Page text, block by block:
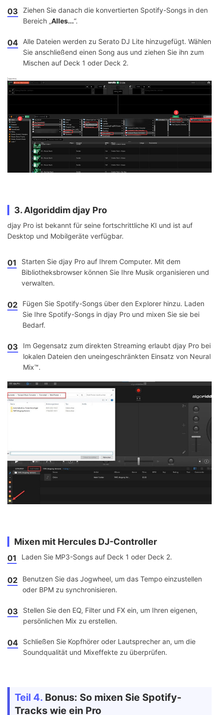
03
Ziehen Sie danach die konvertierten Spotify-Songs in den
Bereich „Alles...“.
04
Alle Dateien werden zu Serato DJ Lite hinzugefügt. Wählen
Sie anschließend einen Song aus und ziehen Sie ihn zum
Mischen auf Deck 1 oder Deck 2.
3. Algoriddim djay Pro
djay Pro ist bekannt für seine fortschrittliche KI und ist auf
Desktop und Mobilgeräte verfügbar.
01
Starten Sie djay Pro auf Ihrem Computer. Mit dem
Bibliotheksbrowser können Sie Ihre Musik organisieren und
verwalten.
02
Fügen Sie Spotify-Songs über den Explorer hinzu. Laden
Sie Ihre Spotify-Songs in djay Pro und mixen Sie sie bei
Bedarf.
03
Im Gegensatz zum direkten Streaming erlaubt djay Pro bei
lokalen Dateien den uneingeschränkten Einsatz von Neural
Mix™.
Mixen mit Hercules DJ-Controller
01 Laden Sie MP3-Songs auf Deck 1 oder Deck 2.
02
Benutzen Sie das Jogwheel, um das Tempo einzustellen
oder BPM zu synchronisieren.
03
Stellen Sie den EQ, Filter und FX ein, um Ihren eigenen,
persönlichen Mix zu erstellen.
04
Schließen Sie Kopfhörer oder Lautsprecher an, um die
Soundqualität und Mixeffekte zu überprüfen.
Teil 4. Bonus: So mixen Sie Spotify-
Tracks wie ein Pro